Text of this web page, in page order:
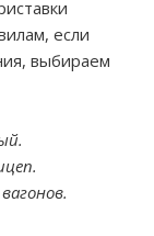
если
выбираем